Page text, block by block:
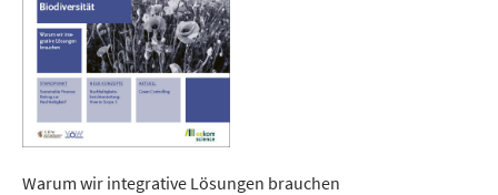
Warum wir integrative Lösungen brauchen